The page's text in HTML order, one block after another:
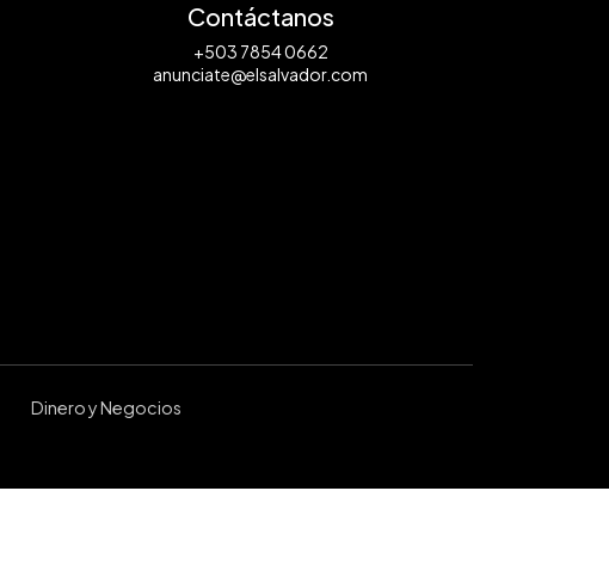
Contáctanos
+503 7854 0662
anunciate@elsalvador.com
Dinero y Negocios